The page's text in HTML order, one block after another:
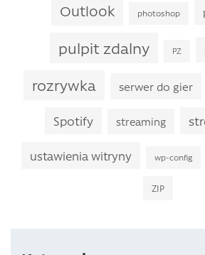
Outlook photoshop
pulpit zdalny PZ
rozrywka serwer do gier
Spotify streaming
ustawienia witryny wp-config
ZIP